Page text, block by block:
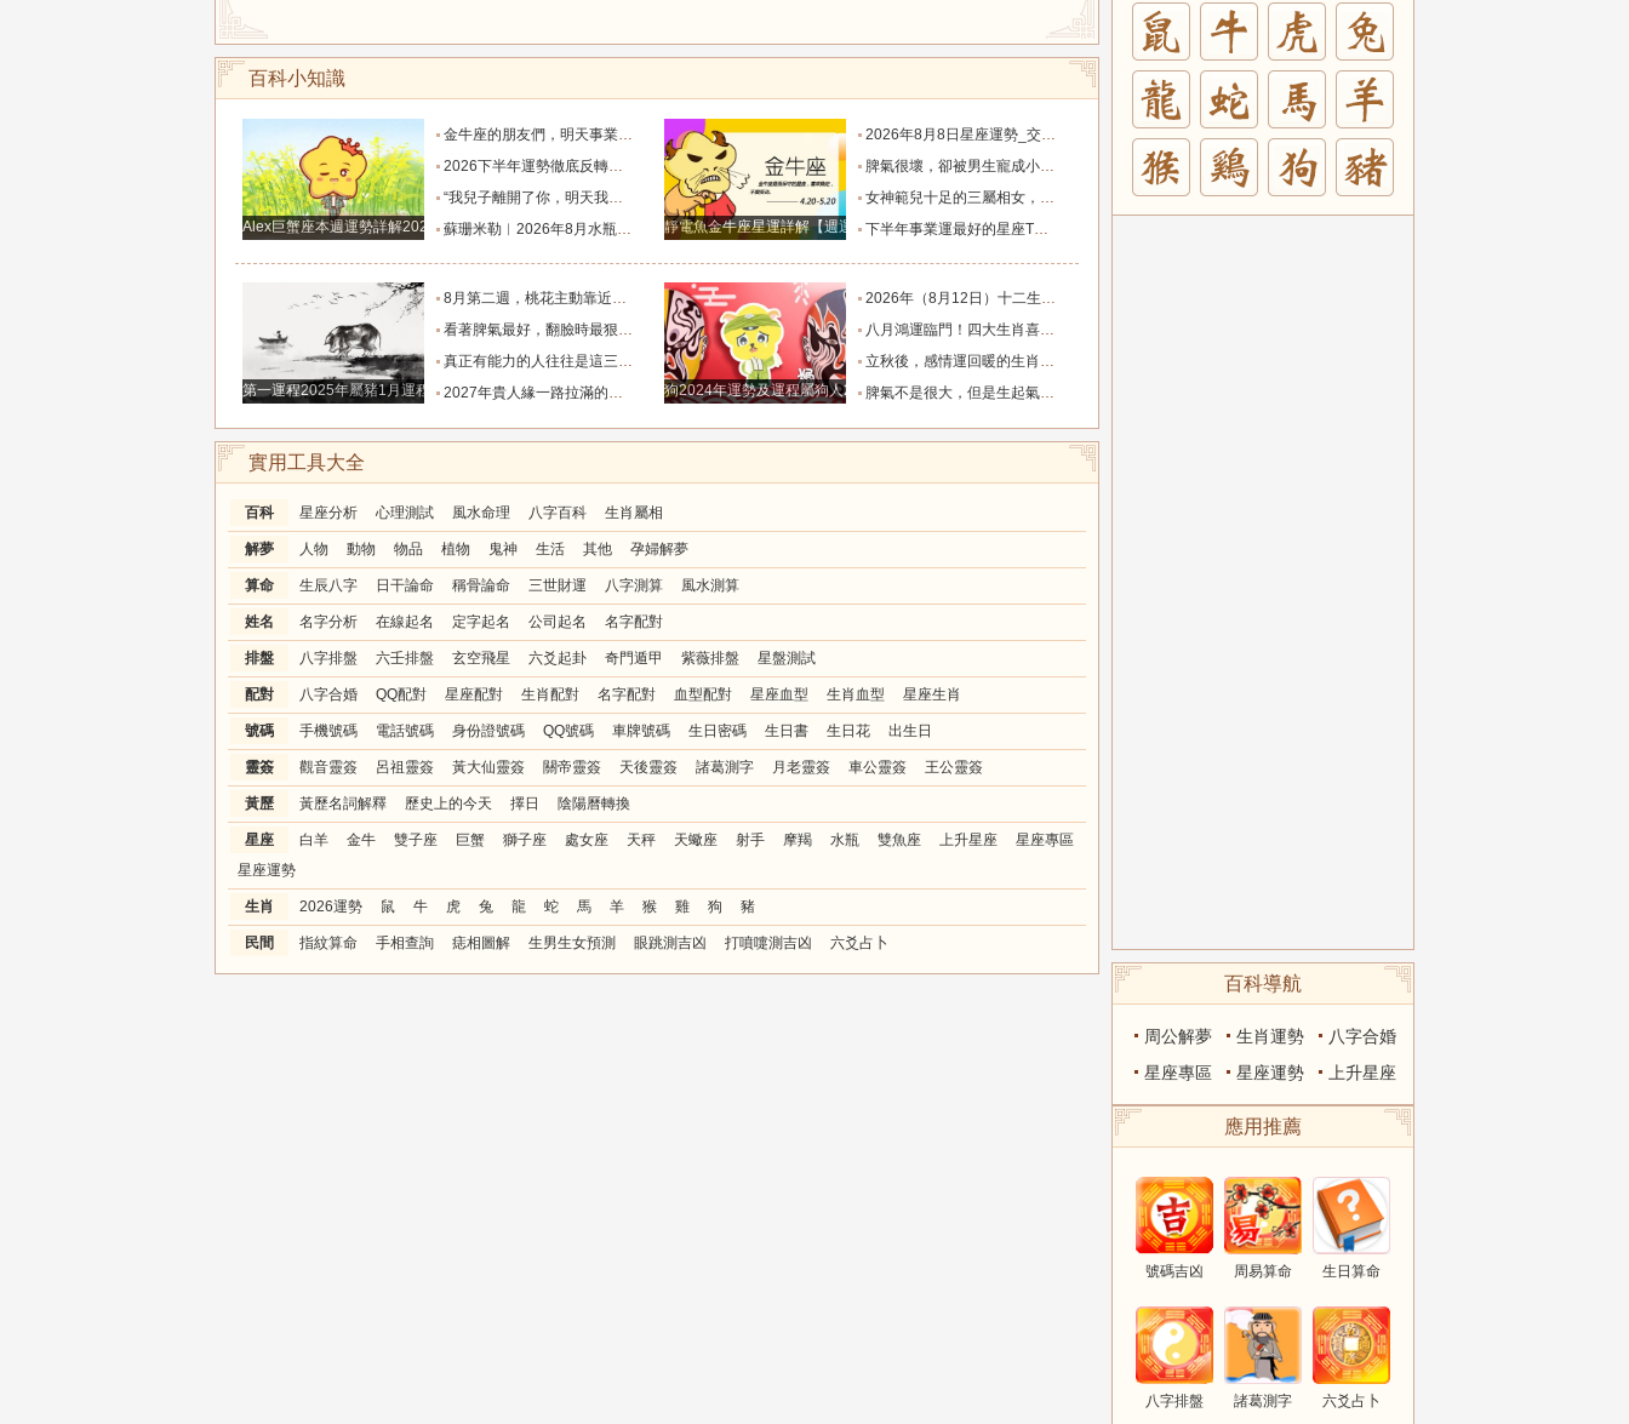
百科小知識
Alex巨蟹座本週運勢詳解2024.12.23-12.29
金牛座的朋友們，明天事業迎來新高峰，不要再默默付出而錯失機會！_工作_宇宙_能量
2026下半年運勢徹底反轉迎來好運的四大星座！舊篇章結束，新的機遇之門敞開_時期_獅子座_重擔
“我兒子離開了你，明天我就能幫他重新找一個好樣的女人！”_伴侶_星座_尋找
蘇珊米勒︱2026年8月水瓶座月度運勢_合作_木星_滿月
靜電魚金牛座星運詳解【週運2024年12月9日-12月15日】
2026年8月8日星座運勢_交易_管理_合作
脾氣很壞，卻被男生寵成小公主的四大星座女，無憂無慮沒煩惱_女生_魅力_所在
女神範兒十足的三屬相女，很受異性的歡迎，人生處處招桃花！_女性_魅力_機遇
下半年事業運最好的星座TOP4_獅子座_木星_天蠍座
第一運程2025年屬豬1月運程解析
8月第二週，桃花主動靠近，遇到值得認識的人的三個星座_雙子座_東西_地方
看著脾氣最好，翻臉時最狠！立秋後這三大星座撕掉偽裝，誰碰底線誰倒黴_金牛座_星象_天秤座
真正有能力的人往往是這三個星座，既能獨立完成也懂得借助團隊_水瓶_協作_一個人
2027年貴人緣一路拉滿的三大生肖！處處有人幫扶，全年順風順水少坎坷_合作_人脈_事業
狗2024年運勢及運程屬狗人2024運勢好嗎
2026年（8月12日）十二生肖最棒運勢播報_龍的_財富_方面
八月鴻運臨門！四大生肖喜事紮堆來襲，下半年一路順風順水到底_避雷_要點_合作
立秋後，感情運回暖的生肖TOP3_單身_放平_申金
脾氣不是很大，但是生起氣來很難哄的五大星座女_女性_情緒_給予
實用工具大全
百科 星座分析 心理測試 風水命理 八字百科 生肖屬相
解夢 人物 動物 物品 植物 鬼神 生活 其他 孕婦解夢
算命 生辰八字 日干論命 稱骨論命 三世財運 八字測算 風水測算
姓名 名字分析 在線起名 定字起名 公司起名 名字配對
排盤 八字排盤 六壬排盤 玄空飛星 六爻起卦 奇門遁甲 紫薇排盤 星盤測試
配對 八字合婚 QQ配對 星座配對 生肖配對 名字配對 血型配對 星座血型 生肖血型 星座生肖
號碼 手機號碼 電話號碼 身份證號碼 QQ號碼 車牌號碼 生日密碼 生日書 生日花 出生日
靈簽 觀音靈簽 呂祖靈簽 黃大仙靈簽 關帝靈簽 天後靈簽 諸葛測字 月老靈簽 車公靈簽 王公靈簽
黃歷 黃歷名詞解釋 歷史上的今天 擇日 陰陽曆轉換
星座 白羊 金牛 雙子座 巨蟹 獅子座 處女座 天秤 天蠍座 射手 摩羯 水瓶 雙魚座 上升星座
星座專區
星座運勢
生肖 2026運勢 鼠 牛 虎 兔 龍 蛇 馬 羊 猴 雞 狗 豬
民間 指紋算命 手相查詢 痣相圖解 生男生女預測 眼跳測吉凶 打噴嚏測吉凶 六爻占卜
百科導航
周公解夢 生肖運勢
八字合婚
星座專區
星座運勢 上升星座
應用推薦
號碼吉凶 周易算命 生日算命
八字排盤 諸葛測字 六爻占卜